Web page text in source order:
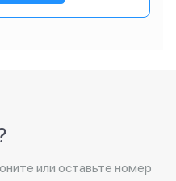
или оставьте номер